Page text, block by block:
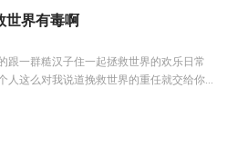
世界有毒啊
跟一群糙汉子住一起拯救世界的欢乐日常
人这么对我说道挽救世界的重任就交给你...